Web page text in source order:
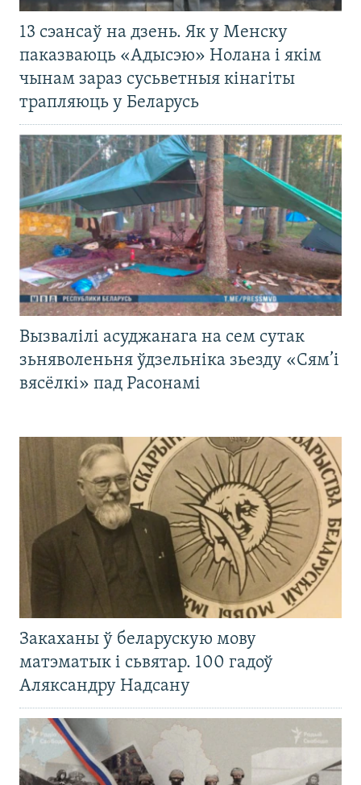
13 сэансаў на дзень. Як у Менску
паказваюць «Адысэю» Нолана і якім
чынам зараз сусьветныя кінагіты
трапляюць у Беларусь
Вызвалілі асуджанага на сем сутак
зьняволеньня ўдзельніка зьезду «Сям’і
вясёлкі» пад Расонамі
Закаханы ў беларускую мову
матэматык і сьвятар. 100 гадоў
Аляксандру Надсану